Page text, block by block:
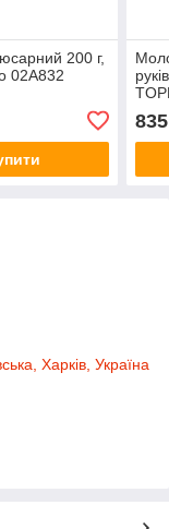
200 г,
02A832
835
Харків, Україна